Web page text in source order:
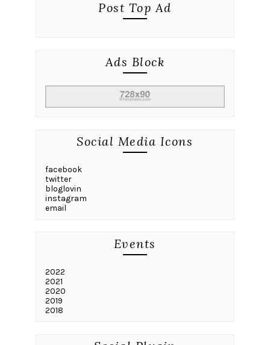
Post Top Ad
Ads Block
Social Media Icons
facebook
twitter
bloglovin
instagram
email
Events
2022
2021
2020
2019
2018